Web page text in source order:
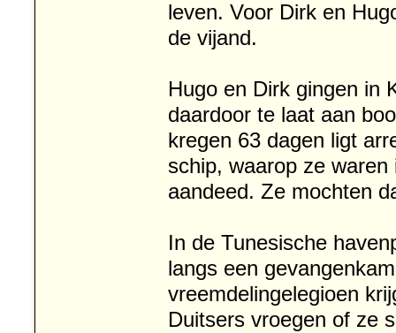
leven. Voor Dirk en
de vijand.
Hugo en Dirk gingen in
daardoor te laat aan
kregen 63 dagen ligt
schip, waarop ze
aandeed. Ze mochten
In de Tunesische
langs een
vreemdelingelegioen
Duitsers vroegen of ze